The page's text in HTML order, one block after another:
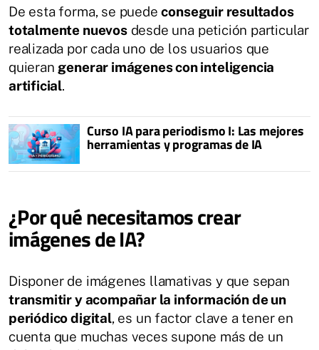
De esta forma, se puedeconseguir resultados
totalmente nuevosdesde una petición particular
realizada por cada uno de los usuarios que
quieran generar imágenes con inteligencia
artificial.
Curso IA para periodismo I: Las mejores
herramientas y programas de IA
¿Por qué necesitamos crear
imágenes de IA?
Disponer de imágenes llamativas y que sepan
transmitir y acompañar la información de un
periódico digital, es un factor clave a tener en
cuenta que muchas veces supone más de un